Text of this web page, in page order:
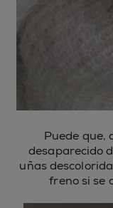
Puede que,
desaparecido
uñas
freno si se